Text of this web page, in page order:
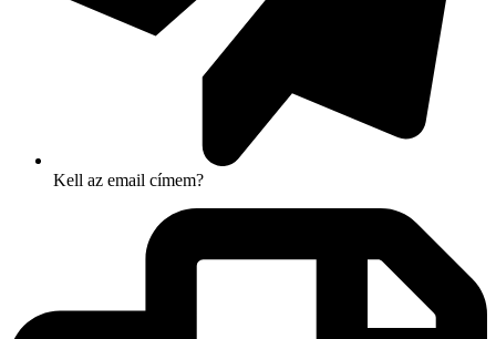
Kell az email címem?